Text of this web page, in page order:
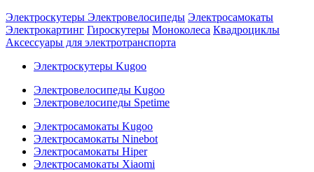
Электроскутеры Электровелосипеды Электросамокаты
Электрокартинг Гироскутеры Моноколеса Квадроциклы
Аксессуары для электротранспорта
Электроскутеры Kugoo
Электровелосипеды Kugoo
Электровелосипеды Spetime
Электросамокаты Kugoo
Электросамокаты Ninebot
Электросамокаты Hiper
Электросамокаты Xiaomi